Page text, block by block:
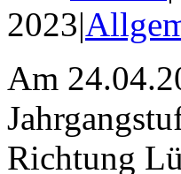
2023|
Am
Richtung